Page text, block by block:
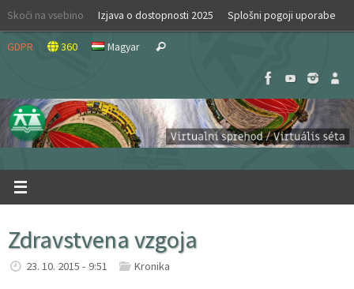
Skip
content
Skoči na vsebino Izjava o dostopnosti 2025 Splošni pogoji uporabe
GDPR 360 Magyar Search
Zdravstvena vzgoja
23. 10. 2015 - 9:51 Kronika